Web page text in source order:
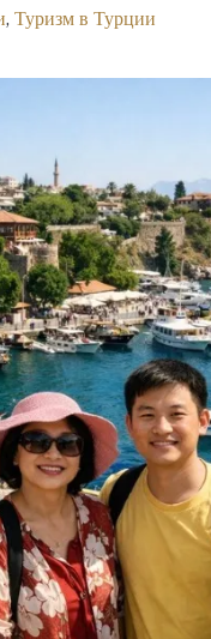
, Туризм в Турции
в Оба